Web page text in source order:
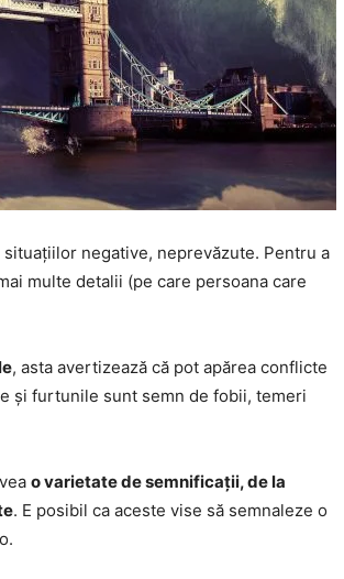
negative, neprevăzute. Pentru a
multe detalii (pe care persoana care
, asta avertizează că pot apărea conflicte
și furtunile sunt semn de fobii, temeri
o varietate de semnificații, de la
. E posibil ca aceste vise să semnaleze o